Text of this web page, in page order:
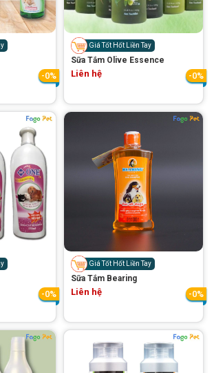
Thông tin về chó
Thông tin về mèo
hàng Chính sách vận chuyển
hành Chính sách bảo mật
Chính sách đổi trả
TỔNG ĐÀI TƯ VẤN
0929894774
-0%
Giá Tốt Hốt Liền Tay
Sữa Tắm Olive Essence
Liên hệ -0%
-0%
Giá Tốt Hốt Liền Tay
Sữa Tắm Bearing
Liên hệ -0%